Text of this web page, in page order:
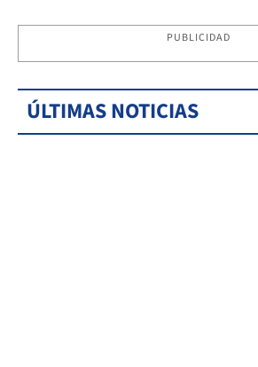
PUBLICIDAD
ÚLTIMAS NOTICIAS